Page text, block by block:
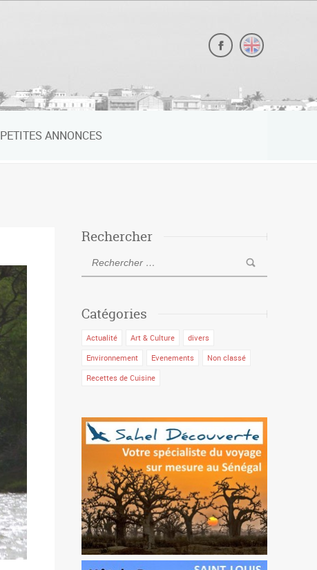
PETITES ANNONCES
Rechercher
Catégories
Actualité Art & Culture
divers
Environnement
Evenements
Non classé
Recettes de Cuisine